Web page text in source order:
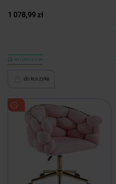
1 078,99 zł
Wysyłka w 5 dni
do koszyka